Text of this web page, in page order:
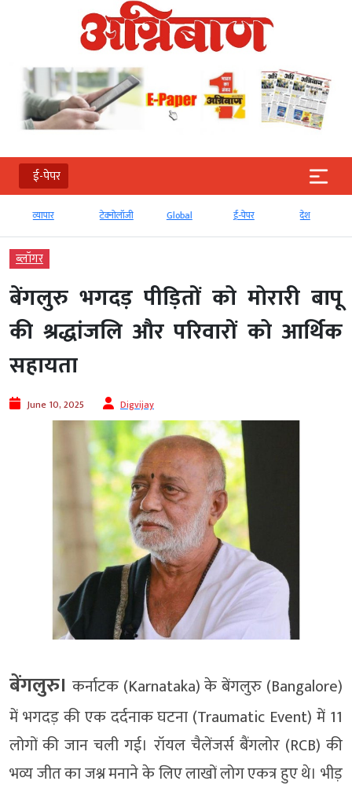
ई-पेपर
व्‍यापार टेक्‍नोलॉजी Global ई-पेपर
ब्‍लॉगर
बेंगलुरु भगदड़ पीड़ितों को मोरारी बापू
की श्रद्धांजलि और परिवारों को आर्थिक
सहायता
June 10, 2025 Digvijay
बेंगलुरु। कर्नाटक (Karnataka) के बेंगलुरु (Bangalore)
में भगदड़ की एक दर्दनाक घटना (Traumatic Event) में 11
लोगों की जान चली गई। रॉयल चैलेंजर्स बैंगलोर (RCB) की
भव्य जीत का जश्न मनाने के लिए लाखों लोग एकत्र हुए थे। भीड़